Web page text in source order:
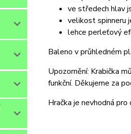
ve středech hlav
velikost spinneru
lehce perleťový
Baleno v průhledném
Upozornění: Krabička
funkční. Děkujeme za
Hračka je nevhodná